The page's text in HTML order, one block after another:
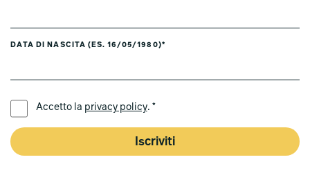
DATA DI NASCITA (ES. 16/05/1980)*
Accetto la privacy policy. *
Iscriviti